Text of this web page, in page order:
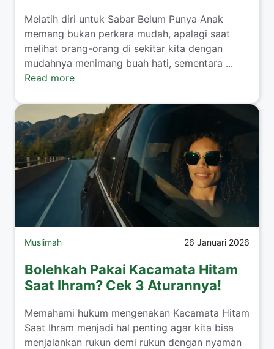
​Melatih diri untuk Sabar Belum Punya Anak
memang bukan perkara mudah, apalagi saat
melihat orang-orang di sekitar kita dengan
mudahnya menimang buah hati, sementara ...
Read more
Muslimah 26 Januari 2026
Bolehkah Pakai Kacamata Hitam
Saat Ihram? Cek 3 Aturannya!
​Memahami hukum mengenakan Kacamata Hitam
Saat Ihram menjadi hal penting agar kita bisa
menjalankan rukun demi rukun dengan nyaman